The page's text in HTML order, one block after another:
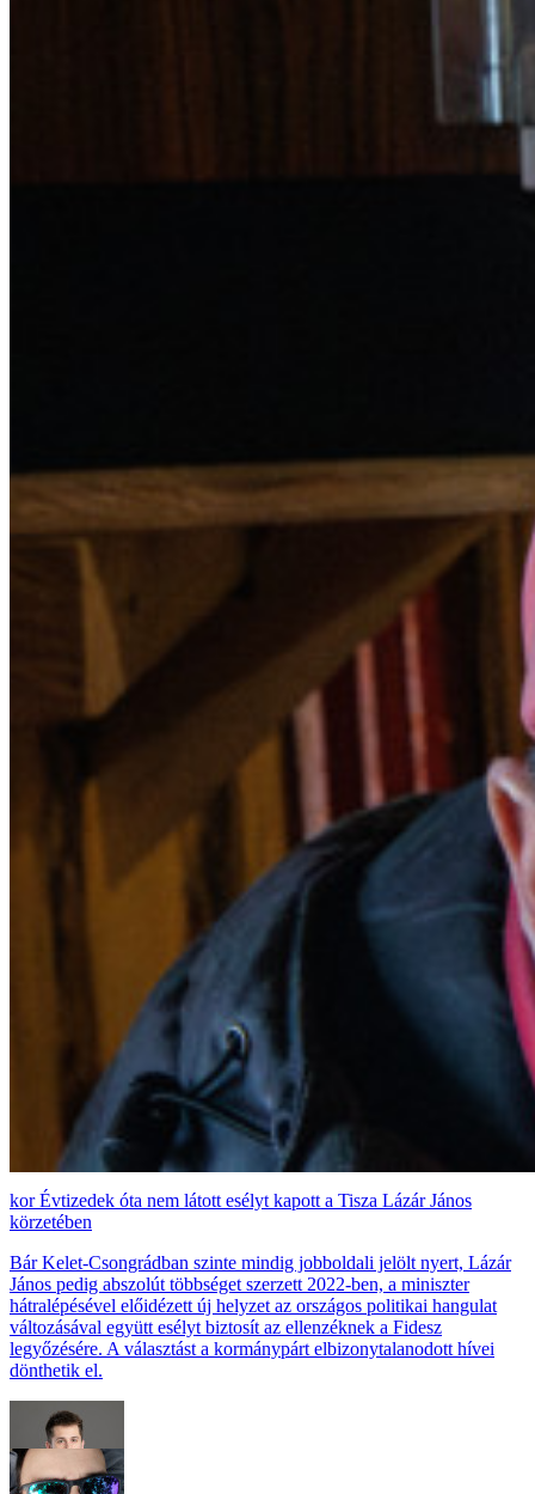
Évtizedek óta nem látott esélyt kapott a Tisza Lázár János
körzetében
Bár Kelet-Csongrádban szinte mindig jobboldali jelölt nyert, Lázár
János pedig abszolút többséget szerzett 2022-ben, a miniszter
hátralépésével előidézett új helyzet az országos politikai hangulat
változásával együtt esélyt biztosít az ellenzéknek a Fidesz
legyőzésére. A választást a kormánypárt elbizonytalanodott hívei
dönthetik el.